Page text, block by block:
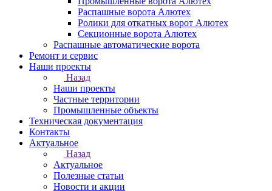
Распашные ворота Алютех
Ролики для откатных ворот Алютех
Секционные ворота Алютех
Распашные автоматические ворота
Ремонт и сервис
Наши проекты
Назад
Наши проекты
Частные территории
Промышленные объекты
Техническая документация
Контакты
Актуальное
Назад
Актуальное
Полезные статьи
Новости и акции